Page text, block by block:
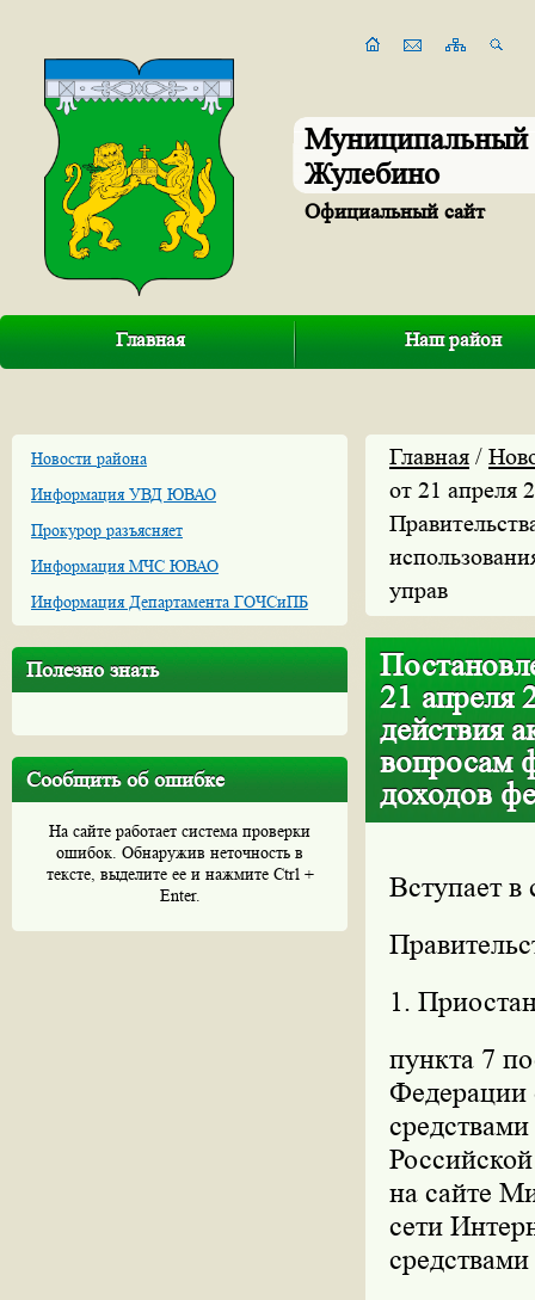
Муниципальный
Жулебино
Официальный сайт
Главная Наш район
Новости района
Информация УВД ЮВАО
Прокурор разъясняет
Информация МЧС ЮВАО
Информация Департамента ГОЧСиПБ
Полезно знать
Сообщить об ошибке
На сайте работает система проверки
ошибок. Обнаружив неточность в
тексте, выделите ее и нажмите Ctrl +
Enter.
Главная /
от 21 апреля
управ
21 апреля
действия
вопросам
доходов
Вступает в
1.
пункта 7
Федерации
на сайте
сети